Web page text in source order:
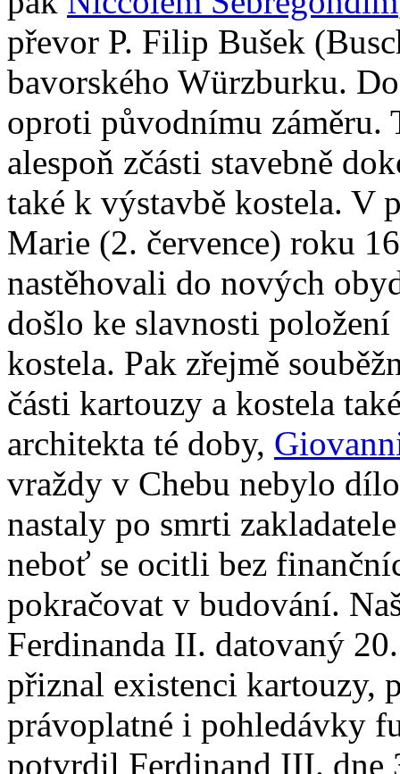
převor P. Filip Bušek
bavorského Würzburku.
oproti původnímu záměru.
alespoň zčásti stavebně
také k výstavbě kostela. V
Marie (2. července) roku
nastěhovali do nových
došlo ke slavnosti
kostela. Pak zřejmě
části kartouzy a kostela
architekta té doby,
vraždy v Chebu nebylo
nastaly po smrti
neboť se ocitli bez
pokračovat v budování.
Ferdinanda II. datovaný
přiznal existenci kartouzy,
právoplatné i pohledávky
potvrdil Ferdinand III. dne